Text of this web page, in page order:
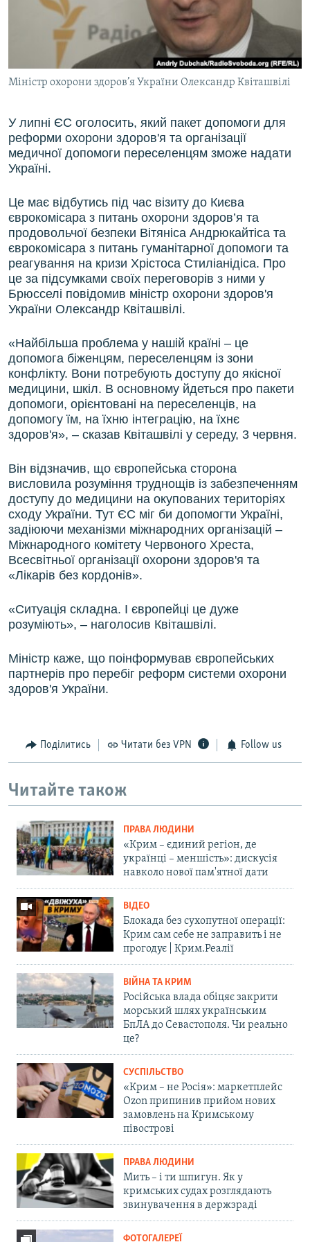
ВІДЕОУРОКИ «ELIFBE»
СВІДЧЕННЯ ОКУПАЦІЇ
УКРАЇНСЬКА ПРОБЛЕМА КРИМУ
ІНФОГРАФІКА
Qırımtatar
ДОЛУЧАЙСЯ!
Усі сайти RFE/RL
Міністр охорони здоров’я України Олександр Квіташвілі
У липні ЄС оголосить, який пакет допомоги для
реформи охорони здоров'я та організації
медичної допомоги переселенцям зможе надати
Україні.
Це має відбутись під час візиту до Києва
єврокомісара з питань охорони здоров’я та
продовольчої безпеки Вітяніса Андрюкайтіса та
єврокомісара з питань гуманітарної допомоги та
реагування на кризи Хрістоса Стиліанідіса. Про
це за підсумками своїх переговорів з ними у
Брюсселі повідомив міністр охорони здоров'я
України Олександр Квіташвілі.
«Найбільша проблема у нашій країні – це
допомога біженцям, переселенцям із зони
конфлікту. Вони потребують доступу до якісної
медицини, шкіл. В основному йдеться про пакети
допомоги, орієнтовані на переселенців, на
допомогу їм, на їхню інтеграцію, на їхнє
здоров'я», – сказав Квіташвілі у середу, 3 червня.
Він відзначив, що європейська сторона
висловила розуміння труднощів із забезпеченням
доступу до медицини на окупованих територіях
сходу України. Тут ЄС міг би допомогти Україні,
задіюючи механізми міжнародних організацій –
Міжнародного комітету Червоного Хреста,
Всесвітньої організації охорони здоров'я та
«Лікарів без кордонів».
«Ситуація складна. І європейці це дуже
розуміють», – наголосив Квіташвілі.
Міністр каже, що поінформував європейських
партнерів про перебіг реформ системи охорони
здоров'я України.
Поділитись Читати без VPN Follow us
Читайте також
ПРАВА ЛЮДИНИ
«Крим – єдиний регіон, де
українці – меншість»: дискусія
навколо нової пам'ятної дати
ВІДЕО
Блокада без сухопутної операції:
Крим сам себе не заправить і не
прогодує | Крим.Реалії
ВІЙНА ТА КРИМ
Російська влада обіцяє закрити
морський шлях українським
БпЛА до Севастополя. Чи реально
це?
СУСПІЛЬСТВО
«Крим – не Росія»: маркетплейс
Ozon припинив прийом нових
замовлень на Кримському
півострові
ПРАВА ЛЮДИНИ
Мить – і ти шпигун. Як у
кримських судах розглядають
звинувачення в держзраді
ФОТОГАЛЕРЕЇ